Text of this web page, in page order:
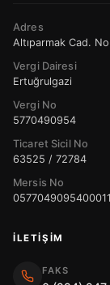
Adres
Altıparmak Cad.
Vergi Dairesi
Ertuğrulgazi
Vergi No
5770490954
Ticaret Sicil No
63525 / 72784
Mersis No
0577049095400011
İLETIŞIM
FAKS